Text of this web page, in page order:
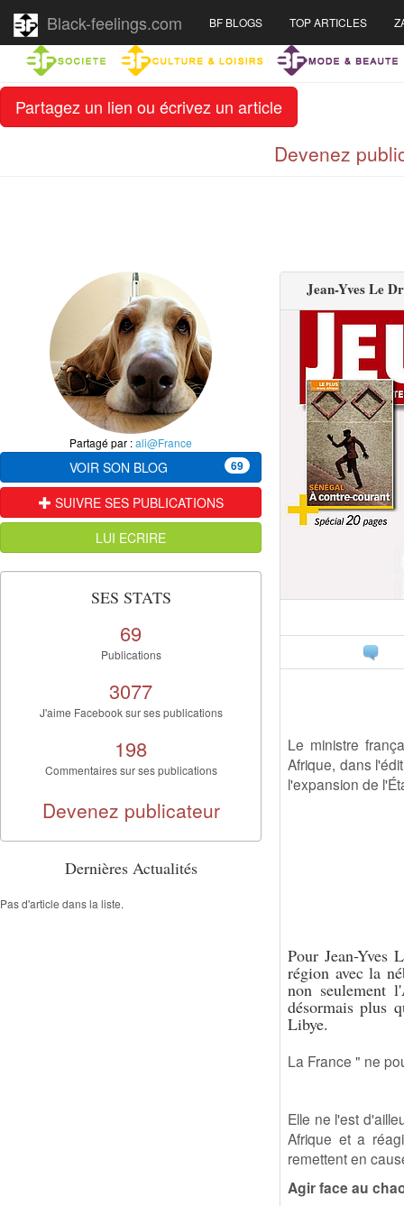
Partagez un lien ou écrivez un article
Black-feelings.com BF BLOGS TOP ARTICLES
Devenez
Jean-Yves Le
Le ministre
Afrique, dans
l'expansion de
Pour Jean-Yves
région avec la
non seulement
désormais plus
Libye.
La France " ne
Elle ne l'est
Afrique et a
remettent en
Agir face au
Partagé par :ali@France
VOIR SON BLOG 69
SUIVRE SES PUBLICATIONS
LUI ECRIRE
SES STATS
69
Publications
3077
J'aime Facebook sur ses publications
198
Commentaires sur ses publications
Devenez publicateur
Dernières Actualités
Pas d'article dans la liste.